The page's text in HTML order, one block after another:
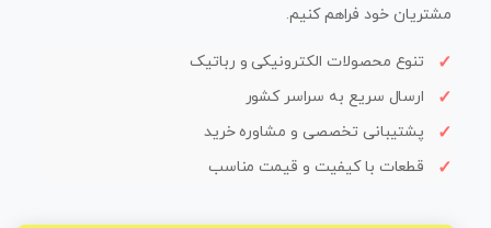
مشتریان خود فراهم کنیم.
تنوع محصولات الکترونیکی و رباتیک
ارسال سریع به سراسر کشور
پشتیبانی تخصصی و مشاوره خرید
قطعات با کیفیت و قیمت مناسب